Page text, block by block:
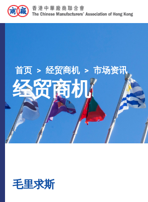
首页 经贸商机 市场资讯
经贸商机
毛里求斯